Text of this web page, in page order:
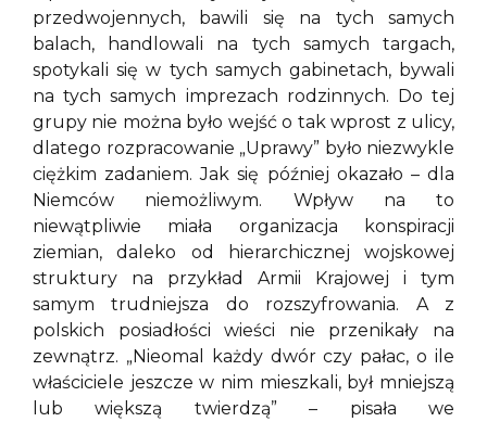
przedwojennych, bawili się na tych samych
balach, handlowali na tych samych targach,
spotykali się w tych samych gabinetach, bywali
na tych samych imprezach rodzinnych. Do tej
grupy nie można było wejść o tak wprost z ulicy,
dlatego rozpracowanie „Uprawy” było niezwykle
ciężkim zadaniem. Jak się później okazało – dla
Niemców niemożliwym. Wpływ na to
niewątpliwie miała organizacja konspiracji
ziemian, daleko od hierarchicznej wojskowej
struktury na przykład Armii Krajowej i tym
samym trudniejsza do rozszyfrowania. A z
polskich posiadłości wieści nie przenikały na
zewnątrz. „Nieomal każdy dwór czy pałac, o ile
właściciele jeszcze w nim mieszkali, był mniejszą
lub większą twierdzą” – pisała we